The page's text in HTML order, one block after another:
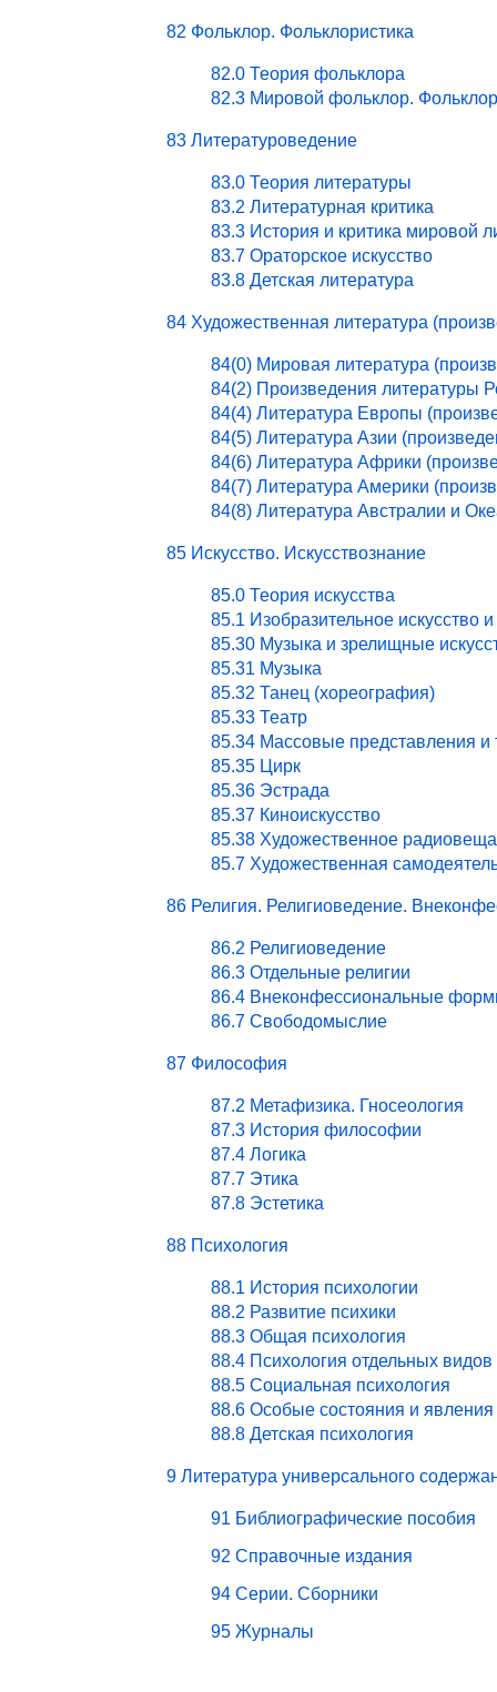
82 Фольклор. Фольклористика
82.0 Теория фольклора
82.3 Мировой фольклор.
83 Литературоведение
83.0 Теория литературы
83.2 Литературная критика
83.3 История и критика мировой
83.7 Ораторское искусство
83.8 Детская литература
84 Художественная литература
84(0) Мировая литература
84(2) Произведения литературы
84(4) Литература Европы
84(5) Литература Азии
84(6) Литература Африки
84(7) Литература Америки
84(8) Литература Австралии и
85 Искусство. Искусствознание
85.0 Теория искусства
85.1 Изобразительное искусство и
85.30 Музыка и зрелищные
85.31 Музыка
85.32 Танец (хореография)
85.33 Театр
85.34 Массовые представления и
85.35 Цирк
85.36 Эстрада
85.37 Киноискусство
85.38 Художественное
85.7 Художественная
86 Религия. Религиоведение.
86.2 Религиоведение
86.3 Отдельные религии
86.4 Внеконфессиональные
86.7 Свободомыслие
87 Философия
87.2 Метафизика. Гносеология
87.3 История философии
87.4 Логика
87.7 Этика
87.8 Эстетика
88 Психология
88.1 История психологии
88.2 Развитие психики
88.3 Общая психология
88.4 Психология отдельных
88.5 Социальная психология
88.6 Особые состояния и явления
88.8 Детская психология
9 Литература универсального
91 Библиографические пособия
92 Справочные издания
94 Серии. Сборники
95 Журналы